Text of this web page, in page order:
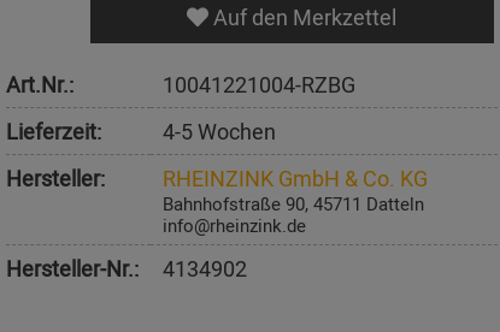
Auf den Merkzettel
Art.Nr.:
10041221004-RZBG
Lieferzeit:
4-5 Wochen
Hersteller:
RHEINZINK GmbH & Co. KG
Bahnhofstraße 90, 45711 Datteln
info@rheinzink.de
Hersteller-Nr.: 4134902